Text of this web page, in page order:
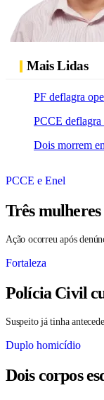
Mais Lidas
PF deflagra
PCCE deflagra
Dois morrem
PCCE e Enel
Três
Ação ocorreu após
Fortaleza
Polícia Civil
Suspeito já tinha
Duplo homicídio
Dois corpos